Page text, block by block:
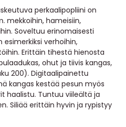
perkaalipopliini on
mekkoihin, hameisiin,
Soveltuu erinomaisesti
esimerkiksi verhoihin,
Erittäin tihestä hienosta
ohut ja tiivis kangas,
200). Digitaalipainettu
kangas kestää pesun myös
haalistu. Tuntuu viileältä ja
Siliää erittäin hyvin ja rypistyy